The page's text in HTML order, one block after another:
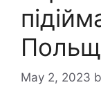
May 2, 2023